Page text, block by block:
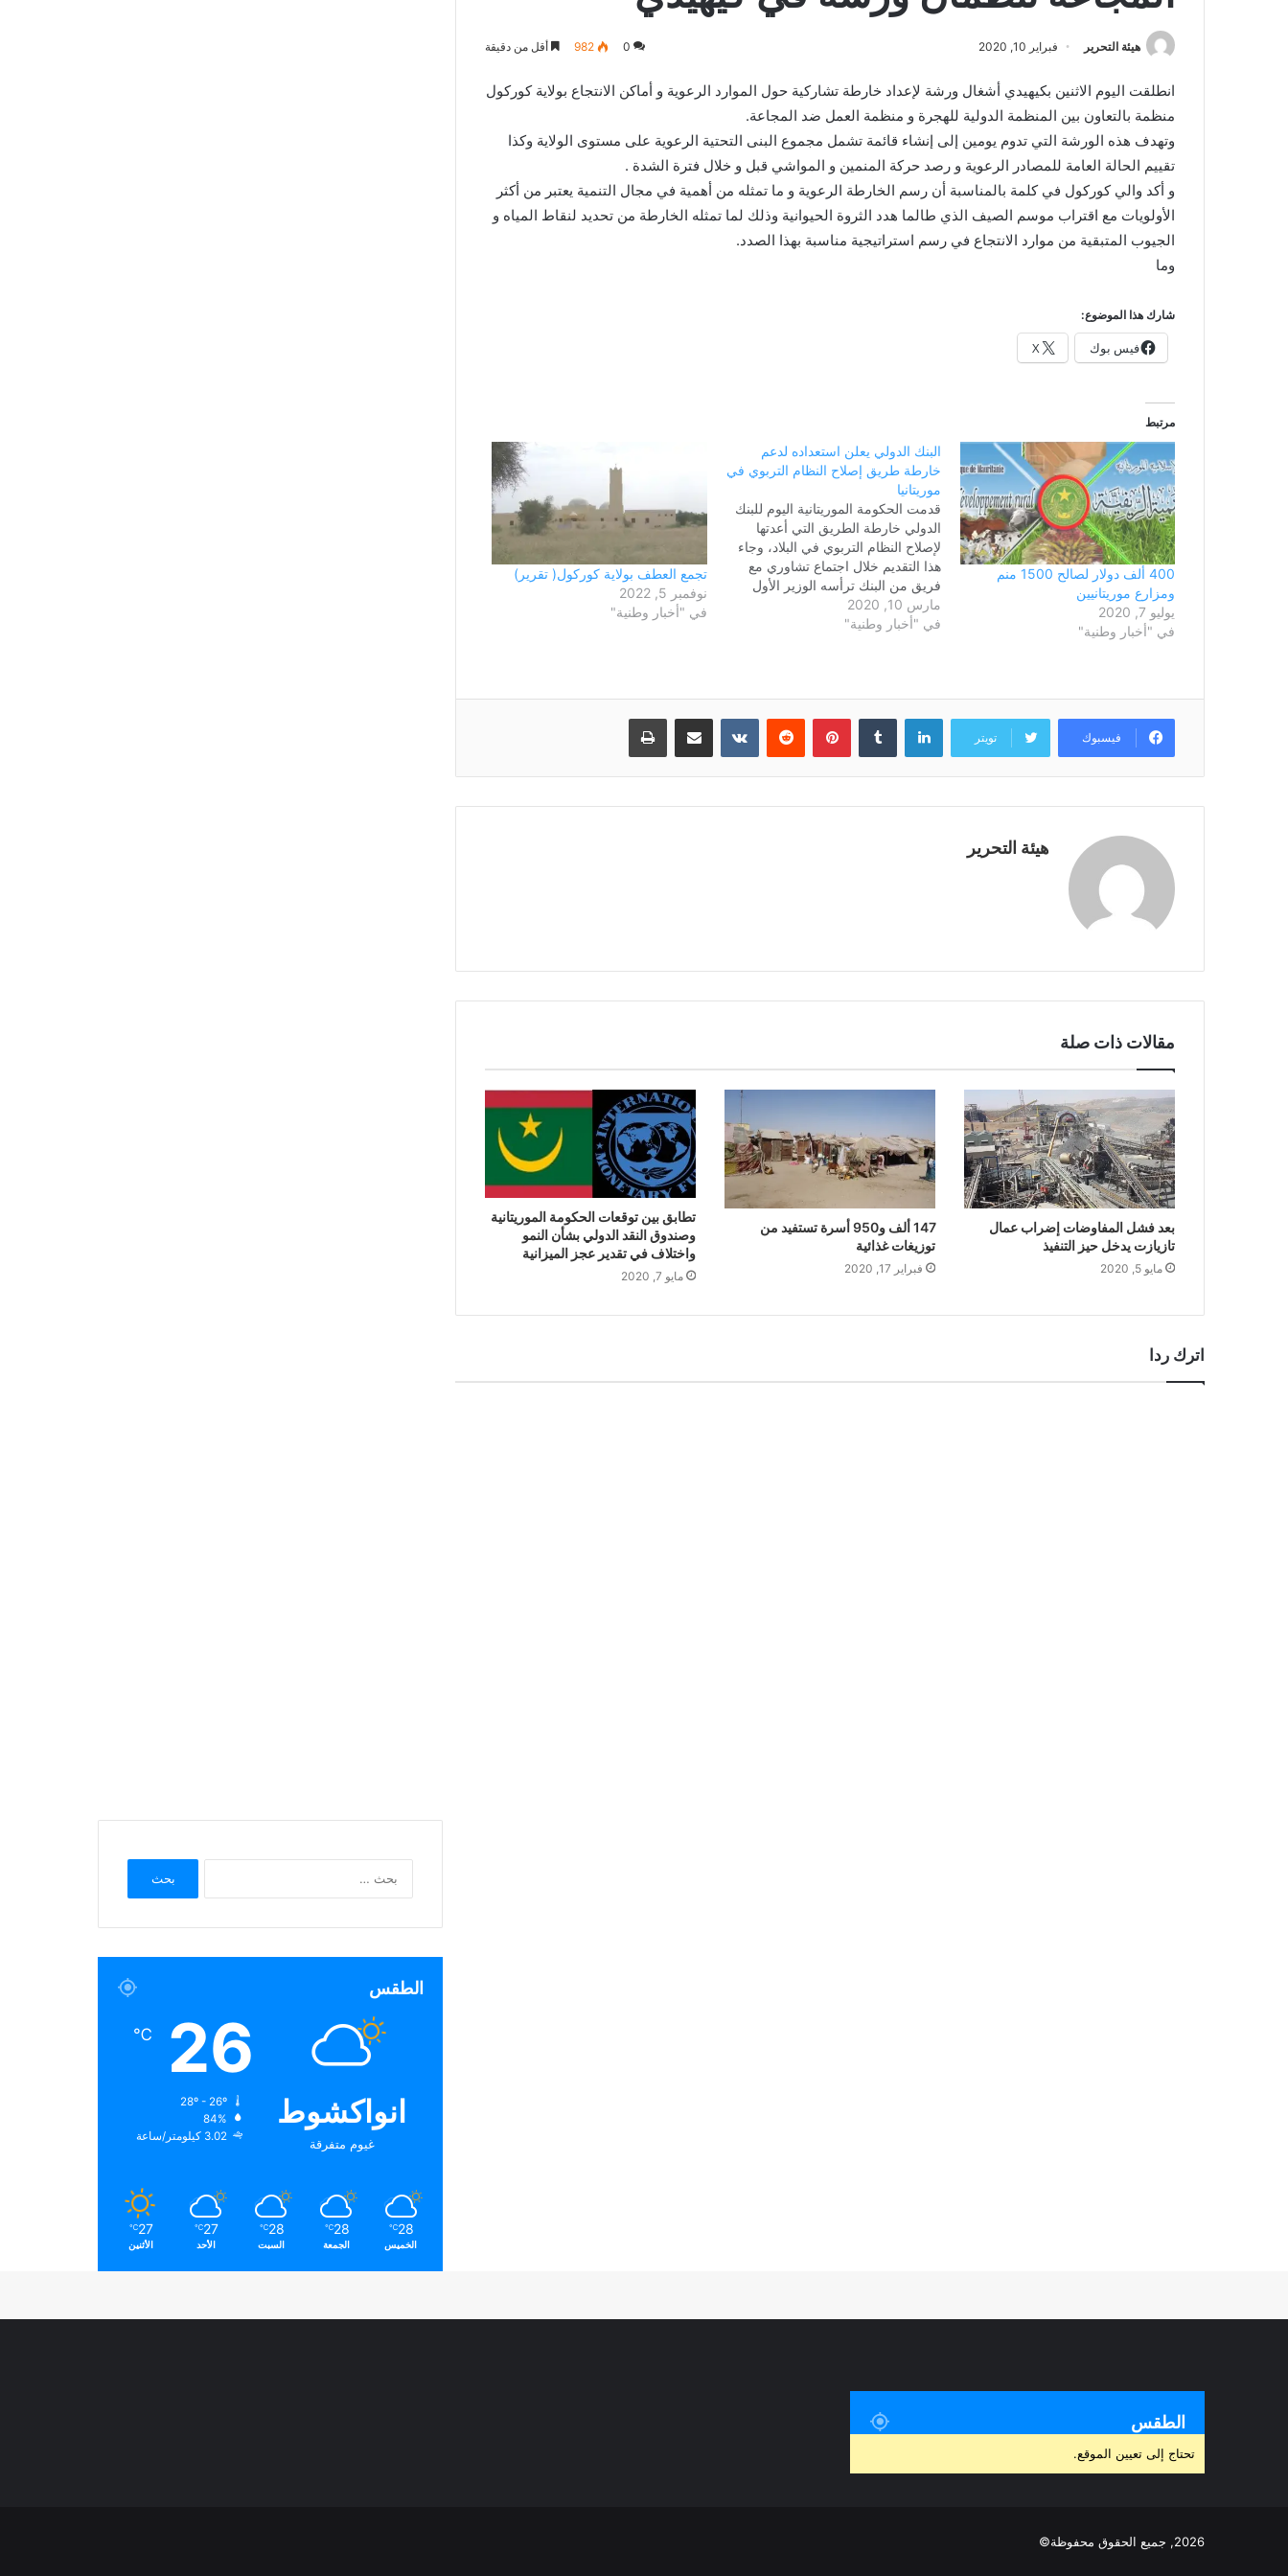
هيئة التحرير فبراير 10, 2020 0
982 أقل من دقيقة
انطلقت اليوم الاثنين بكيهيدي أشغال ورشة لإعداد خارطة تشاركية حول الموارد الرعوية و أماكن الانتجاع بولاية كوركول
منظمة بالتعاون بين المنظمة الدولية للهجرة و منظمة العمل ضد المجاعة.
وتهدف هذه الورشة التي تدوم يومين إلى إنشاء قائمة تشمل مجموع البنى التحتية الرعوية على مستوى الولاية وكذا
تقييم الحالة العامة للمصادر الرعوية و رصد حركة المنمين و المواشي قبل و خلال فترة الشدة .
و أكد والي كوركول في كلمة بالمناسبة أن رسم الخارطة الرعوية و ما تمثله من أهمية في مجال التنمية يعتبر من أكثر
الأولويات مع اقتراب موسم الصيف الذي طالما هدد الثروة الحيوانية وذلك لما تمثله الخارطة من تحديد لنقاط المياه و
الجيوب المتبقية من موارد الانتجاع في رسم استراتيجية مناسبة بهذا الصدد.
وما
شارك هذا الموضوع:
فيس بوك X
مرتبط
400 ألف دولار لصالح 1500 منم
ومزارع موريتانيين
يوليو 7, 2020
في "أخبار وطنية"
البنك الدولي يعلن استعداده لدعم
خارطة طريق إصلاح النظام التربوي في
موريتانيا
قدمت الحكومة الموريتانية اليوم للبنك
الدولي خارطة الطريق التي أعدتها
لإصلاح النظام التربوي في البلاد، وجاء
هذا التقديم خلال اجتماع تشاوري مع
فريق من البنك ترأسه الوزير الأول
إسماعيل بد الشيخ سيديا. من جانبه
قدم البنك الدولي عرضا عن تجارب
مارس 10, 2020
في "أخبار وطنية"
تجمع العطف بولاية كوركول( تقرير)
نوفمبر 5, 2022
في "أخبار وطنية"
فيسبوك تويتر
لينكدإن بينتيريست مشاركة عبر البريد طباعة
هيئة التحرير
مقالات ذات صلة
بعد فشل المفاوضات إضراب عمال
تازيازت يدخل حيز التنفيذ
مايو 5, 2020
147 ألف و950 أسرة تستفيد من
توزيغات غذائية
فبراير 17, 2020
تطابق بين توقعات الحكومة الموريتانية
وصندوق النقد الدولي بشأن النمو
واختلاف في تقدير عجز الميزانية
مايو 7, 2020
اترك ردا
الطقس
انواكشوط
غيوم متفرقة
26
℃
84%
3.02 كيلومتر/ساعة
28
℃
الخميس
28
℃
الجمعة
28
℃
السبت
27
℃
الأحد
27
℃
الأثنين
الطقس
تحتاج إلى تعيين الموقع.
2026, جميع الحقوق محفوظة©